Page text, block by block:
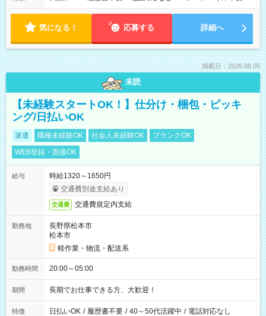
気になる！ 応募する 詳細へ
掲載日：2026.08.05
未読
【未経験スタートOK！】仕分け・梱包・ピッキ
ング/日払いOK
派遣 職種未経験OK 社会人未経験OK
ブランクOK
WEB登録・面接OK
給与
時給1320～1650円
交通費別途支給あり
交通費 交通費規定内支給
勤務地
長野県松本市
松本市
軽作業・物流・配送系
勤務時間 20:00～05:00
期間 長期でお仕事できる方、大歓迎！
特徴 日払いOK / 履歴書不要 / 40～50代活躍中 / 電話対応なし